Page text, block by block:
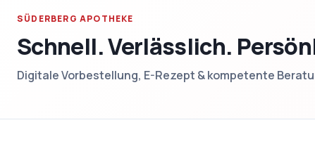
SÜDERBERG APOTHEKE
Schnell. Verlässlich.
Digitale Vorbestellung, E-Rezept & kompetente